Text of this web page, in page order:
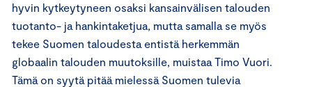
hyvin kytkeytyneen osaksi kansainvälisen talouden
tuotanto- ja hankintaketjua, mutta samalla se myös
tekee Suomen taloudesta entistä herkemmän
globaalin talouden muutoksille, muistaa Timo Vuori.
Tämä on syytä pitää mielessä Suomen tulevia